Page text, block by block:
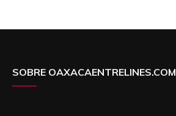
SOBRE OAXACAENTRELINES.COM